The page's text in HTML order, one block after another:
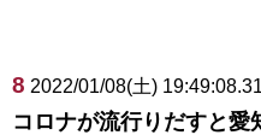
8 2022/01/08(土) 19:49:08.31
コロナが流行りだすと愛